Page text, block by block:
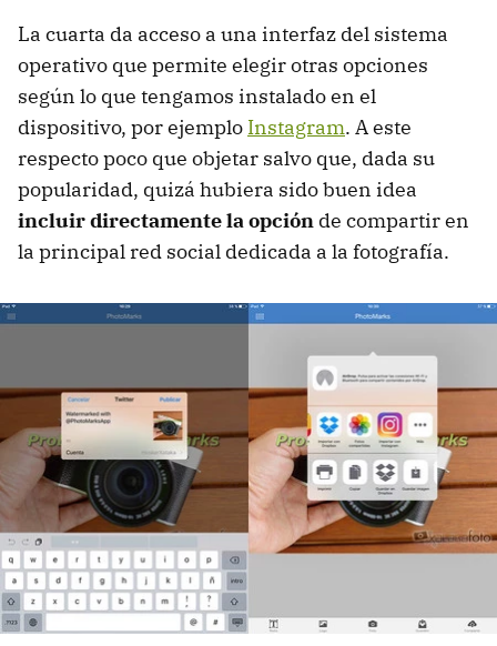
La cuarta da acceso a una interfaz del sistema
operativo que permite elegir otras opciones
según lo que tengamos instalado en el
dispositivo, por ejemplo Instagram. A este
respecto poco que objetar salvo que, dada su
popularidad, quizá hubiera sido buen idea
incluir directamente la opción de compartir en
la principal red social dedicada a la fotografía.